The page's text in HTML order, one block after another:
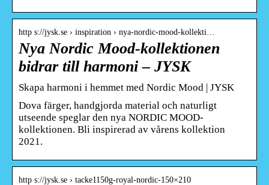
http s://jysk.se › inspiration › nya-nordic-mood-kollekti…
Nya Nordic Mood-kollektionen
bidrar till harmoni – JYSK
Skapa harmoni i hemmet med Nordic Mood | JYSK
Dova färger, handgjorda material och naturligt
utseende speglar den nya NORDIC MOOD-
kollektionen. Bli inspirerad av vårens kollektion
2021.
http s://jysk.se › tacke1150g-royal-nordic-150×210